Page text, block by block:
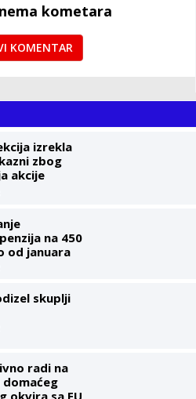
kometara
KOMENTAR
izrekla
zbog
akcije
na 450
od januara
skuplji
radi na
domaćeg
okvira sa EU